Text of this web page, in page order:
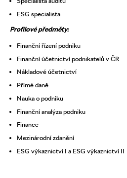
ESG specialista
Profilové předměty:
Finanční řízení podniku
Finanční účetnictví podnikatelů v ČR
Nákladové účetnictví
Přímé daně
Nauka o podniku
Finanční analýza podniku
Finance
Mezinárodní zdanění
ESG výkaznictví I a ESG výkaznictví II